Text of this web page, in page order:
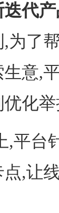
代
为了
意,
化
台
,让